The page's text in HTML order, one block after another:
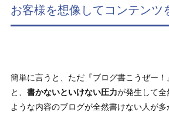
お客様を想像してコンテンツ
簡単に言うと、ただ『ブログ書こうぜー
と、書かないといけない圧力が発生して
ような内容のブログが全然書けない人が多